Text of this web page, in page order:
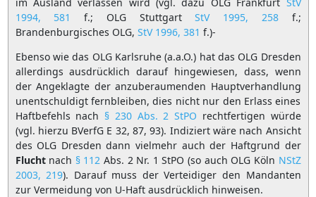
1994, 581
f.; OLG StuttgartStV 1995, 258f.;
Brandenburgisches OLG, StV 1996, 381 f.)-
Ebenso wie das OLG Karlsruhe (a.a.O.) hat das OLG Dresden
allerdings ausdrücklich darauf hingewiesen, dass, wenn
der Angeklagte der anzuberaumenden Hauptverhandlung
unentschuldigt fernbleiben, dies nicht nur den Erlass eines
Haftbefehls nach § 230 Abs. 2 StPO rechtfertigen würde
(vgl. hierzu BVerfG E 32, 87, 93). Indiziert wäre nach Ansicht
des OLG Dresden dann vielmehr auch der Haftgrund der
Fluchtnach § 112 Abs. 2 Nr. 1 StPO (so auch OLG Köln NStZ
2003, 219). Darauf muss der Verteidiger den Mandanten
zur Vermeidung von U-Haft ausdrücklich hinweisen.